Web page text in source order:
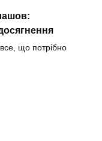
що потрібно